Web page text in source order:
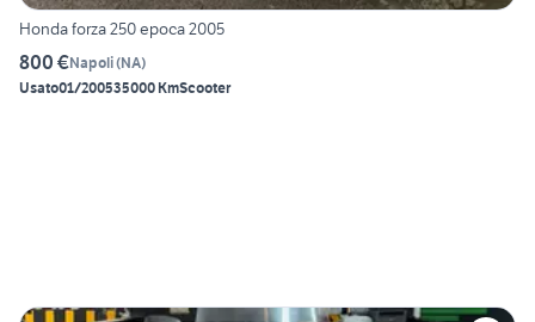
Honda forza 250 epoca 2005
800 €Napoli(NA)
Usato01/200535000 KmScooter